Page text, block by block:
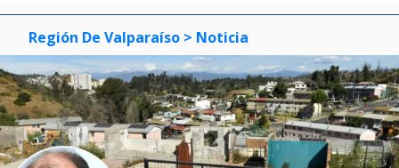
Región De Valparaíso > Noticia